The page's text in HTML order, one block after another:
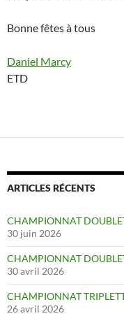
Bonne fêtes à tous
Daniel Marcy
ETD
ARTICLES RÉCENTS
CHAMPIONNAT
30 juin 2026
CHAMPIONNAT
30 avril 2026
CHAMPIONNAT
26 avril 2026